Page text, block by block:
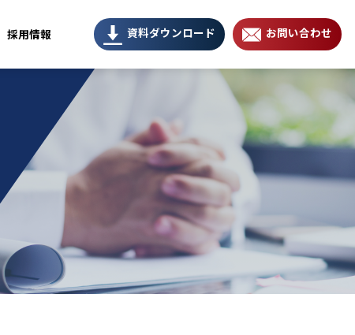
採用情報 資料ダウンロード お問い合わせ